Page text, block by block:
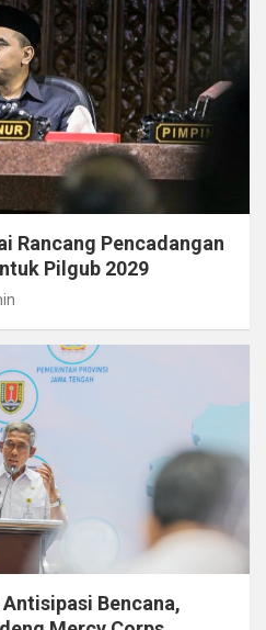
Rancang Pencadangan
Pilgub 2029
Bencana,